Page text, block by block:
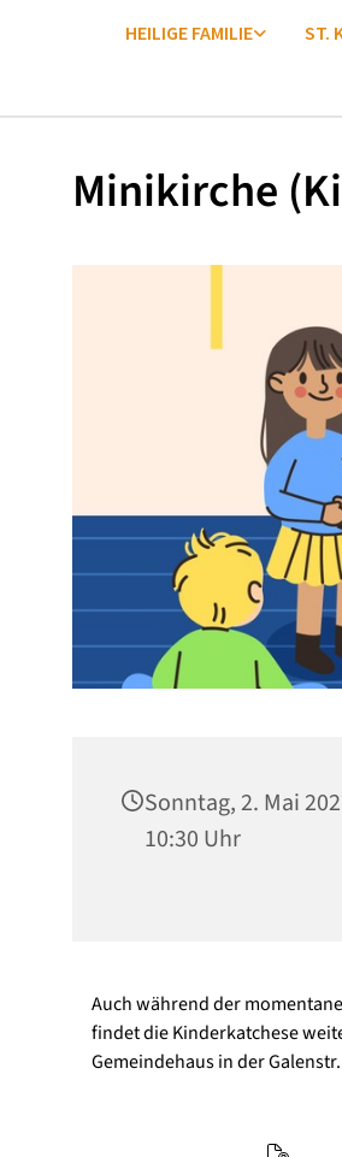
HEILIGE FAMILIE ST.
Minikirche
Sonntag, 2. Mai
10:30 Uhr
Auch während der
findet die Kinderkatchese
Gemeindehaus in der